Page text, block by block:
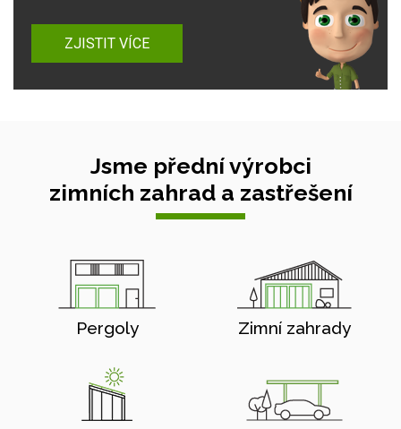
ZJISTIT VÍCE
Jsme přední výrobci
zimních zahrad a zastřešení
Pergoly Zimní zahrady